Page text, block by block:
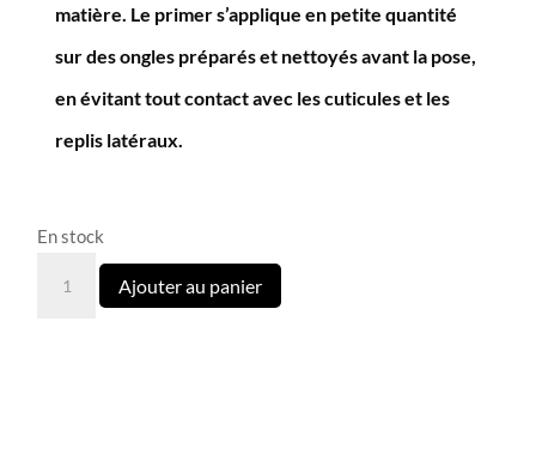
matière. Le primer s’applique en petite quantité
sur des ongles préparés et nettoyés avant la pose,
en évitant tout contact avec les cuticules et les
replis latéraux.
En stock
quantité
Ajouter au panier